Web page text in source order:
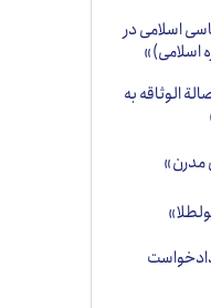
اسلامی در
اسلامی)»
الوثاقه به